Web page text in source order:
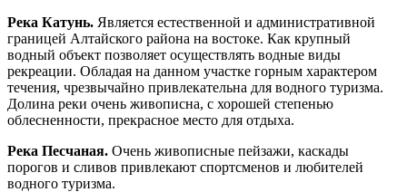
Река Катунь. Является естественной и административной
границей Алтайского района на востоке. Как крупный
водный объект позволяет осуществлять водные виды
рекреации. Обладая на данном участке горным характером
течения, чрезвычайно привлекательна для водного туризма.
Долина реки очень живописна, с хорошей степенью
облесненности, прекрасное место для отдыха.
Река Песчаная. Очень живописные пейзажи, каскады
порогов и сливов привлекают спортсменов и любителей
водного туризма.